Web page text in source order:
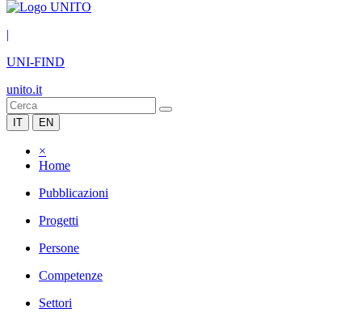
|
UNI-FIND
unito.it
IT EN
×
Home
Pubblicazioni
Progetti
Persone
Competenze
Settori